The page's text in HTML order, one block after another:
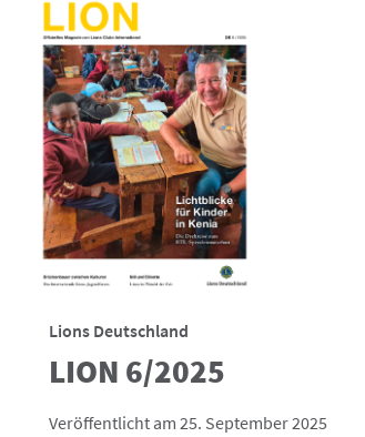
Lions Deutschland
LION 6/2025
Veröffentlicht am 25. September 2025